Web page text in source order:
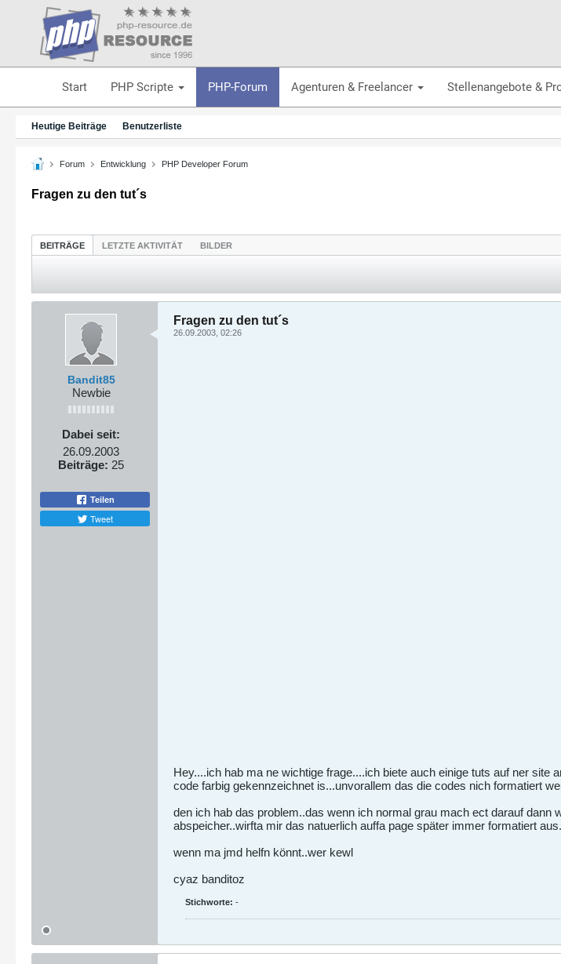
Start PHP Scripte PHP-Forum Agenturen & Freelancer Stellenangebote &
Heutige Beiträge Benutzerliste
Forum Entwicklung PHP Developer Forum
Fragen zu den tut´s
BEITRÄGE LETZTE AKTIVITÄT BILDER
Bandit85
Newbie
Dabei seit:
26.09.2003
Beiträge: 25
Teilen
Tweet
Fragen zu den tut´s
26.09.2003, 02:26
Hey....ich hab ma ne wichtige frage....ich biete auch einige tuts auf ner
code farbig gekennzeichnet is...unvorallem das die codes nich formatiert
den ich hab das problem..das wenn ich normal grau mach ect darauf
abspeicher..wirfta mir das natuerlich auffa page später immer formatiert
wenn ma jmd helfn könnt..wer kewl
cyaz banditoz
Stichworte: -